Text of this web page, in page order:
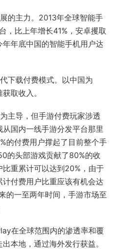
的主力。2013年全球智能手
，比上年增长41%，安卓攫取
年底中国的智能手机用户达
下载付费模式。以中国为
取收入。
主导，但手游付费玩家涉透
国内一线手游分发平台那里
的付费用户撑起了目前整个手
的头部游戏贡献了80%的收
重累计可以达到20%，由于
付费用户比重应该有机会达
的一至两年时间，手游市场至
在全球范围内的渗透率和覆
本地，通过海外发行获益。